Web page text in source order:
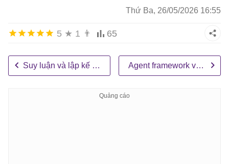
Thứ Ba, 26/05/2026 16:55
5 ★ 1 👨 65
Suy luận và lập kế hoạch nhiều bước Agent framework và điều phối